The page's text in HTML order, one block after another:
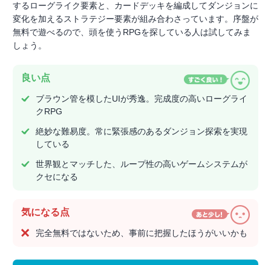
するローグライク要素と、カードデッキを編成してダンジョンに
変化を加えるストラテジー要素が組み合わさっています。序盤が
無料で遊べるので、頭を使うRPGを探している人は試してみま
しょう。
良い点
ブラウン管を模したUIが秀逸。完成度の高いローグライ
クRPG
絶妙な難易度。常に緊張感のあるダンジョン探索を実現
している
世界観とマッチした、ループ性の高いゲームシステムが
クセになる
気になる点
完全無料ではないため、事前に把握したほうがいいかも